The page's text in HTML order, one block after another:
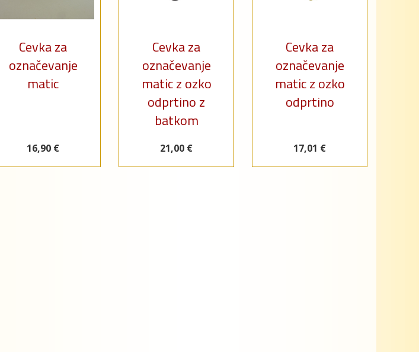
Cevka za
označevanje
matic
16,90 €
Cevka za
označevanje
matic z ozko
odprtino z
batkom
21,00 €
Cevka za
označevanje
matic z ozko
odprtino
17,01 €